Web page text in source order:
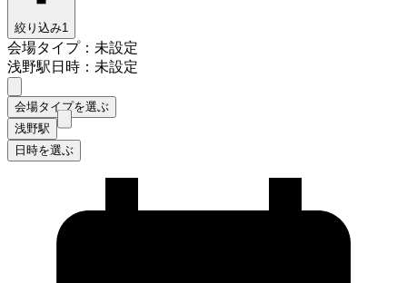
絞り込み1
会場タイプ：未設定
浅野駅日時：未設定
会場タイプを選ぶ
浅野駅
日時を選ぶ